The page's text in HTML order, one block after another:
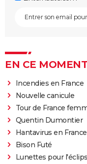
EN CE MOMENT
Incendies en France
Nouvelle canicule
Tour de France
Quentin Dumontier
Hantavirus en France
Bison Futé
Lunettes pour